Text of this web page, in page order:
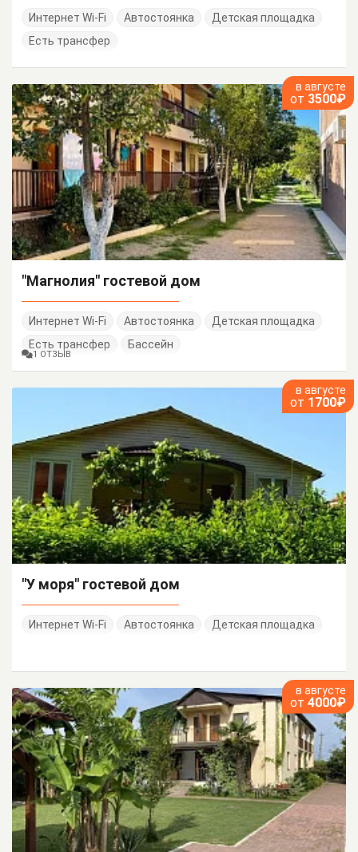
Интернет Wi-Fi Автостоянка
Детская площадка
Есть трансфер
в августе
от 3500₽
"Магнолия" гостевой дом
Интернет Wi-Fi Автостоянка
Детская площадка
Есть трансфер
Бассейн
1 ОТЗЫВ
в августе
от 1700₽
"У моря" гостевой дом
Интернет Wi-Fi Автостоянка Детская площадка
в августе
от 4000₽